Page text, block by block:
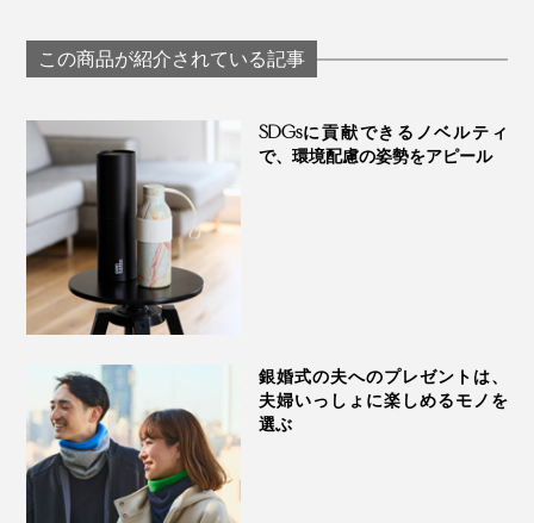
通気性、吸汗性、伸縮性にすぐれ、適度な厚みを持ちな
がら肌触りはなめらか。
自分たちが「この生地を使ってTシャツを作れば、もっ
慢の国産天竺です。
シャツ」｜K-3B
この商品が紹介されている記事
SDGsに貢献できるノベルティ
で、環境配慮の姿勢をアピール
銀婚式の夫へのプレゼントは、
夫婦いっしょに楽しめるモノを
選ぶ